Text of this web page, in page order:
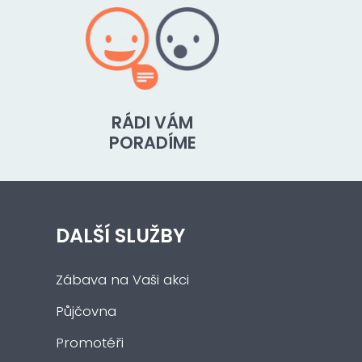
RÁDI VÁM
PORADÍME
DALŠÍ SLUŽBY
Zábava na Vaši akci
Půjčovna
Promotéři